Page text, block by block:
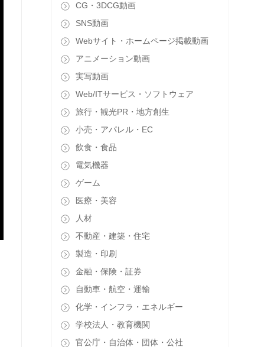
CG・3DCG動画
SNS動画
Webサイト・ホームページ掲載動画
アニメーション動画
実写動画
Web/ITサービス・ソフトウェア
旅行・観光PR・地方創生
小売・アパレル・EC
飲食・食品
電気機器
ゲーム
医療・美容
人材
不動産・建築・住宅
製造・印刷
金融・保険・証券
自動車・航空・運輸
化学・インフラ・エネルギー
学校法人・教育機関
官公庁・自治体・団体・公社